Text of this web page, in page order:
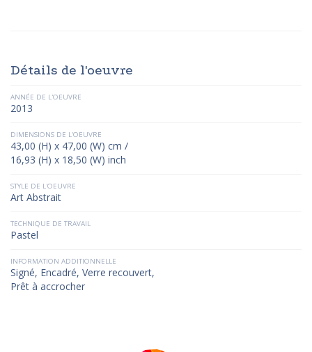
Détails de l'oeuvre
ANNÉE DE L'OEUVRE
2013
DIMENSIONS DE L'OEUVRE
43,00 (H) x 47,00 (W) cm /
16,93 (H) x 18,50 (W) inch
STYLE DE L'OEUVRE
Art Abstrait
TECHNIQUE DE TRAVAIL
Pastel
INFORMATION ADDITIONNELLE
Signé, Encadré, Verre recouvert,
Prêt à accrocher